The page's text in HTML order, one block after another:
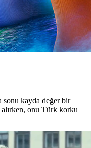
kayda değer bir
alırken, onu Türk korku